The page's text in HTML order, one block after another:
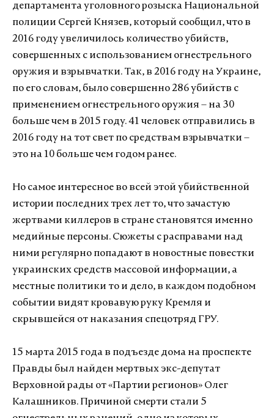
департамента уголовного розыска Национальной
полиции Сергей Князев, который сообщил, что в
2016 году увеличилось количество убийств,
совершенных с использованием огнестрельного
оружия и взрывчатки. Так, в 2016 году на Украине,
по его словам, было совершенно 286 убийств с
применением огнестрельного оружия – на 30
больше чем в 2015 году. 41 человек отправились в
2016 году на тот свет по средствам взрывчатки –
это на 10 больше чем годом ранее.
Но самое интересное во всей этой убийственной
истории последних трех лет то, что зачастую
жертвами киллеров в стране становятся именно
медийные персоны. Сюжеты с расправами над
ними регулярно попадают в новостные повестки
украинских средств массовой информации, а
местные политики то и дело, в каждом подобном
событии видят кровавую руку Кремля и
скрывшейся от наказания спецотряд ГРУ.
15 марта 2015 года в подъезде дома на проспекте
Правды был найден мертвых экс-депутат
Верховной рады от «Партии регионов» Олег
Калашников. Причиной смерти стали 5